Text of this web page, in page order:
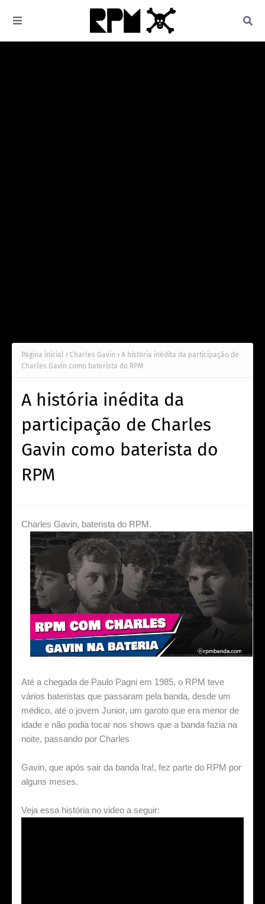
Página inicial Charles Gavin
A história inédita da participação de
Charles Gavin como baterista do RPM
A história inédita da
participação de Charles
Gavin como baterista do
RPM
Charles Gavin, baterista do RPM.
Até a chegada de Paulo Pagni em 1985, o RPM teve
vários bateristas que passaram pela banda, desde um
médico, até o jovem Junior, um garoto que era menor de
idade e não podia tocar nos shows que a banda fazia na
noite, passando por Charles
Gavin, que após sair da banda Ira!, fez parte do RPM por
alguns meses.
Veja essa história no video a seguir: